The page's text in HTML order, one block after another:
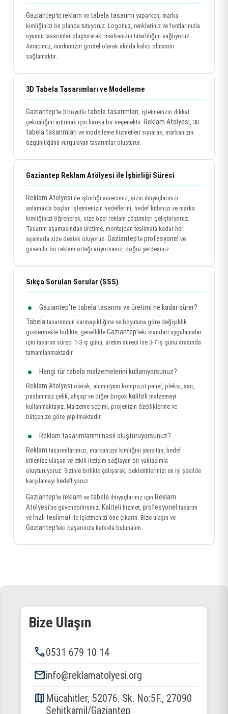
Gaziantep’te reklam ve tabela tasarımı yaparken, marka
kimliğinizi ön planda tutuyoruz. Logonuz, renkleriniz ve fontlarınızla
uyumlu tasarımlar oluşturarak, markanızın tutarlılığını sağlıyoruz.
Amacımız, markanızın görsel olarak akılda kalıcı olmasını
sağlamaktır.
3D Tabela Tasarımları ve Modelleme
Gaziantep’te 3 boyutlu tabela tasarımları, işletmenizin dikkat
çekiciliğini artırmak için harika bir seçenektir. Reklam Atölyesi, 3D
tabela tasarımları ve modelleme hizmetleri sunarak, markanızın
özgünlüğünü vurgulayan tasarımlar oluşturur.
Gaziantep Reklam Atölyesi ile İşbirliği Süreci
Reklam Atölyesi ile işbirliği sürecimiz, sizin ihtiyaçlarınızı
anlamakla başlar. İşletmenizin hedeflerini, hedef kitlenizi ve marka
kimliğinizi öğrenerek, size özel reklam çözümleri geliştiriyoruz.
Tasarım aşamasından üretime, montajdan teslimata kadar her
aşamada size destek oluyoruz. Gaziantep’te profesyonel ve
güvenilir bir reklam ortağı arıyorsanız, doğru yerdesiniz.
Sıkça Sorulan Sorular (SSS)
Gaziantep’te tabela tasarımı ve üretimi ne kadar sürer?
Tabela tasarımının karmaşıklığına ve boyutuna göre değişiklik
göstermekle birlikte, genellikle Gaziantep’teki standart uygulamalar
için tasarım süreci 1-3 iş günü, üretim süreci ise 3-7 iş günü arasında
tamamlanmaktadır.
Hangi tür tabela malzemelerini kullanıyorsunuz?
Reklam Atölyesi olarak, alüminyum kompozit panel, pleksi, sac,
paslanmaz çelik, ahşap ve diğer birçok kaliteli malzemeyi
kullanmaktayız. Malzeme seçimi, projenizin özelliklerine ve
bütçenize göre yapılmaktadır.
Reklam tasarımlarımı nasıl oluşturuyorsunuz?
Reklam tasarımlarımızı, markanızın kimliğini yansıtan, hedef
kitlenize ulaşan ve etkili iletişim sağlayan bir yaklaşımla
oluşturuyoruz. Sizinle birlikte çalışarak, beklentilerinizi en iyi şekilde
karşılamayı hedefliyoruz.
Gaziantep’te reklam ve tabela ihtiyaçlarınız için Reklam
Atölyesi’ne güvenebilirsiniz. Kaliteli hizmet, profesyonel tasarım
ve hızlı teslimat ile işletmenizi öne çıkarın. Bize ulaşın ve
Gaziantep’teki başarınıza katkıda bulunalım.
Bize Ulaşın
phone0531 679 10 14
emailinfo@reklamatolyesi.org
map Mücahitler, 52076. Sk. No:5F., 27090
Şehitkamil/Gaziantep